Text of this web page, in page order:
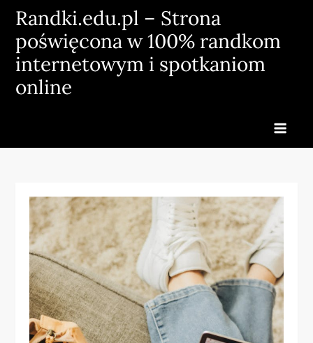
Skip
content
Randki.edu.pl – Strona
poświęcona w 100% randkom
internetowym i spotkaniom
online